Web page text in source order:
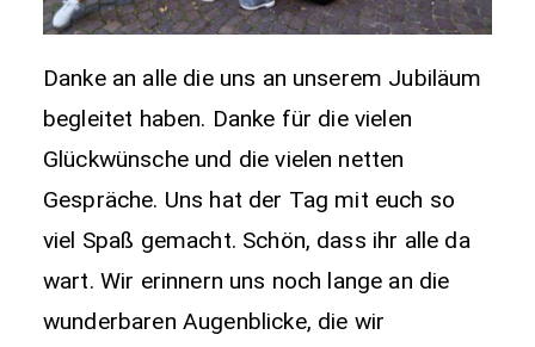
Danke an alle die uns an unserem Jubiläum
begleitet haben. Danke für die vielen
Glückwünsche und die vielen netten
Gespräche. Uns hat der Tag mit euch so
viel Spaß gemacht. Schön, dass ihr alle da
wart. Wir erinnern uns noch lange an die
wunderbaren Augenblicke, die wir